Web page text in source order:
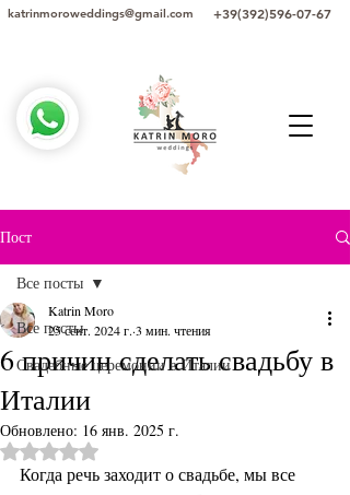
+39(392)596-07-67
katrinmoroweddings@gmail.com
Пост
Все посты
Свадебные церемонии в Италии
Все посты
6 причин сделать свадьбу в
Италии
Katrin Moro
25 сент. 2024 г. 3 мин. чтения
Обновлено: 16 янв. 2025 г.
Оценка: не число из 5 звезд.
Когда речь заходит о свадьбе, мы все